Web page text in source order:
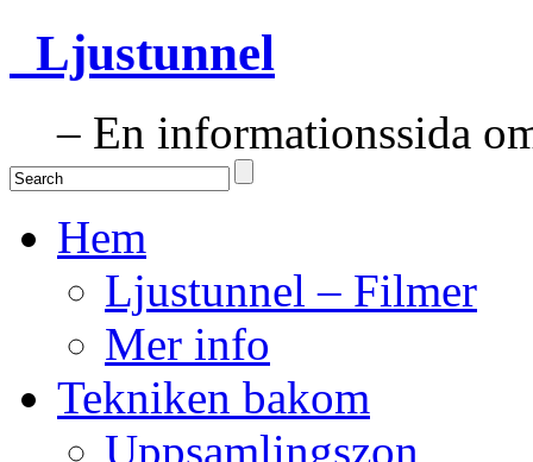
Ljustunnel
– En informationssida
Hem
Ljustunnel – Filmer
Mer info
Tekniken bakom
Uppsamlingszon